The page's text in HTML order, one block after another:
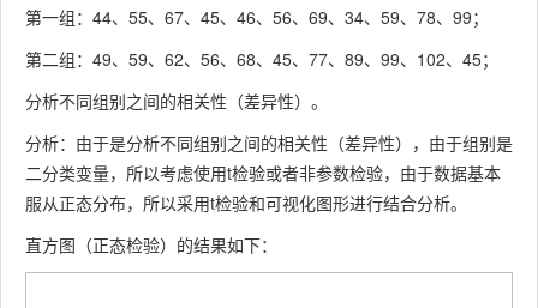
第一组：44、55、67、45、46、56、69、34、59、78、99；
第二组：49、59、62、56、68、45、77、89、99、102、45；
分析不同组别之间的相关性（差异性）。
分析：由于是分析不同组别之间的相关性（差异性），由于组别是
二分类变量，所以考虑使用t检验或者非参数检验，由于数据基本
服从正态分布，所以采用t检验和可视化图形进行结合分析。
直方图（正态检验）的结果如下：